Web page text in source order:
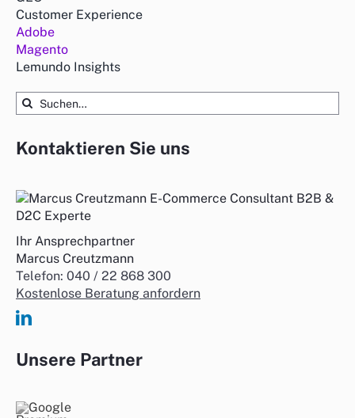
Customer Experience
Adobe
Magento
Lemundo Insights
Suche
nach:
Kontaktieren Sie uns
Ihr Ansprechpartner
Marcus Creutzmann
Telefon: 040 / 22 868 300
Kostenlose Beratung anfordern
Unsere Partner